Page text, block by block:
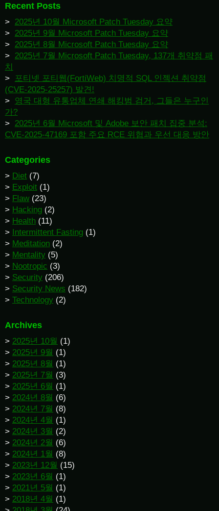
Recent Posts
2025년 10월 Microsoft Patch Tuesday 요약
2025년 9월 Microsoft Patch Tuesday 요약
2025년 8월 Microsoft Patch Tuesday 요약
2025년 7월 Microsoft Patch Tuesday, 137개 취약점 패
치
포티넷 포티웹(FortiWeb) 치명적 SQL 인젝션 취약점
(CVE-2025-25257) 발견!
영국 대형 유통업체 연쇄 해킹범 검거, 그들은 누구인
가?
2025년 6월 Microsoft 및 Adobe 보안 패치 집중 분석:
CVE-2025-47169 포함 주요 RCE 위협과 우선 대응 방안
Categories
Diet (7)
Exploit (1)
Flaw (23)
Hacking (2)
Health (11)
Intermittent Fasting (1)
Meditation (2)
Mentality (5)
Nootropic (3)
Security (206)
Security News (182)
Technology (2)
Archives
2025년 10월 (1)
2025년 9월 (1)
2025년 8월 (1)
2025년 7월 (3)
2025년 6월 (1)
2024년 8월 (6)
2024년 7월 (8)
2024년 4월 (1)
2024년 3월 (2)
2024년 2월 (6)
2024년 1월 (8)
2023년 12월 (15)
2023년 6월 (1)
2021년 5월 (1)
2018년 4월 (1)